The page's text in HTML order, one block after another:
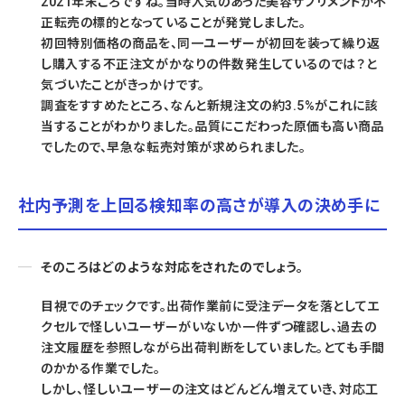
正転売の標的となっていることが発覚しました。
初回特別価格の商品を、同一ユーザーが初回を装って繰り返
し購入する不正注文がかなりの件数発生しているのでは？と
気づいたことがきっかけです。
調査をすすめたところ、なんと新規注文の約3.5%がこれに該
当することがわかりました。品質にこだわった原価も高い商品
でしたので、早急な転売対策が求められました。
社内予測を上回る検知率の高さが導入の決め手に
そのころはどのような対応をされたのでしょう。
目視でのチェックです。出荷作業前に受注データを落としてエ
クセルで怪しいユーザーがいないか一件ずつ確認し、過去の
注文履歴を参照しながら出荷判断をしていました。とても手間
のかかる作業でした。
しかし、怪しいユーザーの注文はどんどん増えていき、対応工